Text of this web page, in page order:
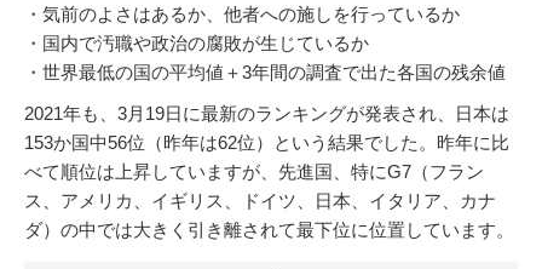
・気前のよさはあるか、他者への施しを行っているか
・国内で汚職や政治の腐敗が生じているか
・世界最低の国の平均値＋3年間の調査で出た各国の残余値
2021年も、3月19日に最新のランキングが発表され、日本は
153か国中56位（昨年は62位）という結果でした。昨年に比
べて順位は上昇していますが、先進国、特にG7（フラン
ス、アメリカ、イギリス、ドイツ、日本、イタリア、カナ
ダ）の中では大きく引き離されて最下位に位置しています。